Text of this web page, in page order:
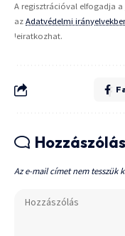
A regisztrációval elfogadja a
az Adatvédelmi
leiratkozhat.
Hozzászólás
Az e-mail címet nem tesszük